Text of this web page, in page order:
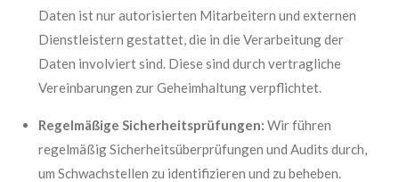
Daten ist nur autorisierten Mitarbeitern und externen
Dienstleistern gestattet, die in die Verarbeitung der
Daten involviert sind. Diese sind durch vertragliche
Vereinbarungen zur Geheimhaltung verpflichtet.
Regelmäßige Sicherheitsprüfungen: Wir führen
regelmäßig Sicherheitsüberprüfungen und Audits durch,
um Schwachstellen zu identifizieren und zu beheben.